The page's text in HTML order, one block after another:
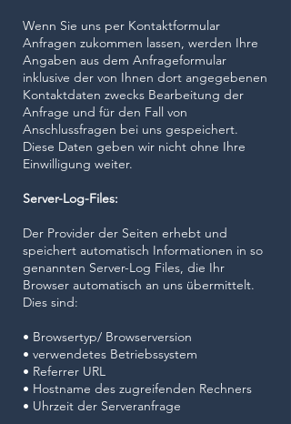
Wenn Sie uns per Kontaktformular
Anfragen zukommen lassen, werden Ihre
Angaben aus dem Anfrageformular
inklusive der von Ihnen dort angegebenen
Kontaktdaten zwecks Bearbeitung der
Anfrage und für den Fall von
Anschlussfragen bei uns gespeichert.
Diese Daten geben wir nicht ohne Ihre
Einwilligung weiter.
Server-Log-Files:
Der Provider der Seiten erhebt und
speichert automatisch Informationen in so
genannten Server-Log Files, die Ihr
Browser automatisch an uns übermittelt.
Dies sind:
​• Browsertyp/ Browserversion
• verwendetes Betriebssystem
• Referrer URL
• Hostname des zugreifenden Rechners
• Uhrzeit der Serveranfrage